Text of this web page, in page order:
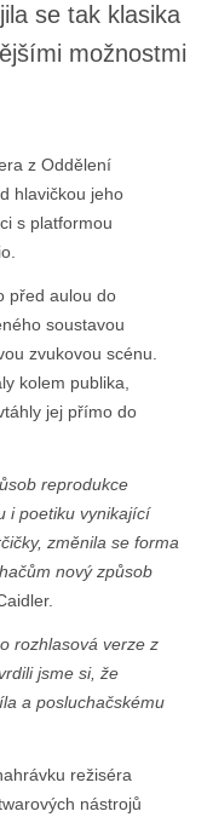
se tak klasika
možnostmi
z Oddělení
hlavičkou jeho
s platformou
před aulou do
soustavou
zvukovou scénu.
kolem publika,
jej přímo do
reprodukce
i poetiku vynikající
změnila se forma
nový způsob
rozhlasová verze z
jsme si, že
a posluchačskému
režiséra
nástrojů